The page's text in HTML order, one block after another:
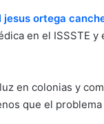
jesus ortega
en el ISSSTE
en colonias y
que el